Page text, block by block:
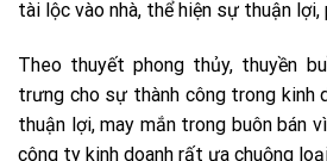
tài lộc vào nhà, thể hiện sự thuận lợi,
Theo thuyết phong thủy, thuyền
trưng cho sự thành công trong kinh
thuận lợi, may mắn trong buôn bán
công ty kinh doanh rất ưa chuộng